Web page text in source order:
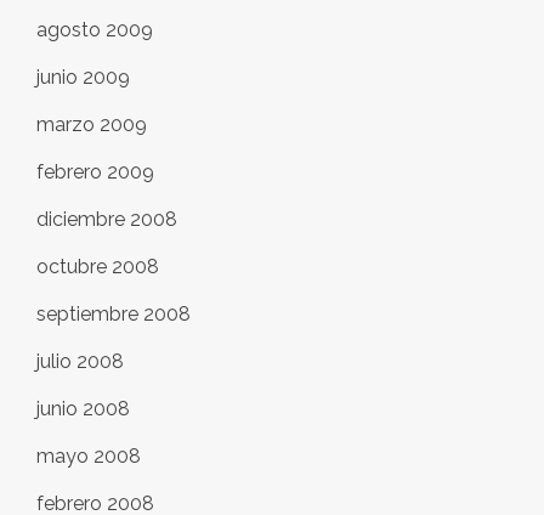
agosto 2009
junio 2009
marzo 2009
febrero 2009
diciembre 2008
octubre 2008
septiembre 2008
julio 2008
junio 2008
mayo 2008
febrero 2008